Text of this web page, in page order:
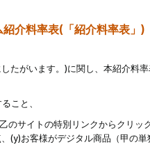
介料率表(「紹介料率表」)
たがいます。)に関し、本紹介料
こと、
サイトの特別リンクからクリ
(y)お客様がデジタル商品（甲の